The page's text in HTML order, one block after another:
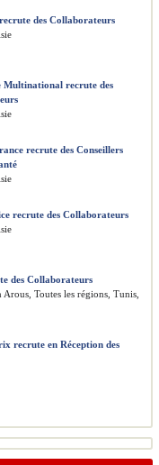
des Collaborateurs
Multinational recrute des
recrute des Conseillers
recrute des Collaborateurs
des Collaborateurs
Arous, Toutes les régions, Tunis,
recrute en Réception des